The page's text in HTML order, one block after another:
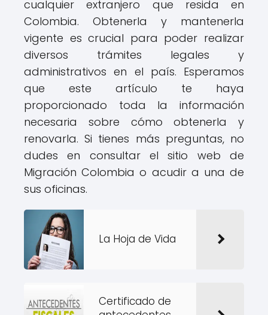
cualquier extranjero que resida en
Colombia. Obtenerla y mantenerla
vigente es crucial para poder realizar
diversos trámites legales y
administrativos en el país. Esperamos
que este artículo te haya
proporcionado toda la información
necesaria sobre cómo obtenerla y
renovarla. Si tienes más preguntas, no
dudes en consultar el sitio web de
Migración Colombia o acudir a una de
sus oficinas.
La Hoja de Vida
Certificado de